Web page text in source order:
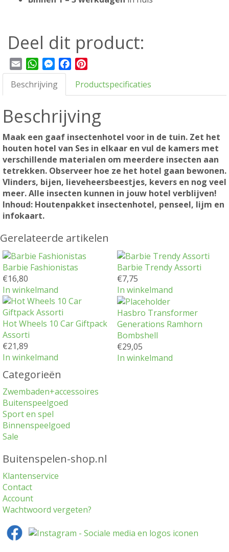
Deel dit product:
Email WhatsApp
Messenger
Facebook
Beschrijving
Productspecificaties
Beschrijving
Maak een gaaf insectenhotel voor in de tuin. Zet het
houten hotel van Ses in elkaar en vul de kamers met
verschillende materialen om meerdere insecten aan
tetrekken. Observeer hoe ze het hotel gaan bewonen.
Vlinders, bijen, lieveheersbeestjes, kevers en nog veel
meer. Alle insecten kunnen in jouw hotel verblijven!
Inhoud: Houtenpakket insectenhotel, penseel, lijm en
infokaart.
Gerelateerde artikelen
Barbie Fashionistas
€16,80
In winkelmand
Barbie Trendy Assorti
€7,75
In winkelmand
Hot Wheels 10 Car Giftpack
Assorti
€21,89
In winkelmand
Hasbro Transformer
Generations Ramhorn
Bombshell
€29,05
In winkelmand
Categorieën
Zwembaden+accessoires
Buitenspeelgoed
Sport en spel
Binnenspeelgoed
Sale
Buitenspelen-shop.nl
Klantenservice
Contact
Account
Wachtwoord vergeten?